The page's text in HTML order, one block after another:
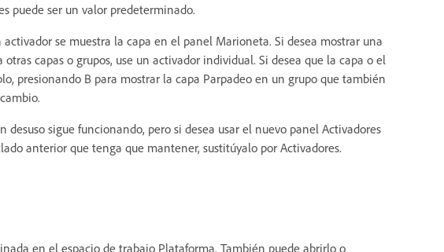
puede ser un valor predeterminado.
se muestra la capa en el panel Marioneta. Si desea mostrar una
capas o grupos, use un activador individual. Si desea que la capa o el
presionando B para mostrar la capa Parpadeo en un grupo que también
sigue funcionando, pero si desea usar el nuevo panel Activadores
anterior que tenga que mantener, sustitúyalo por Activadores.
en el espacio de trabajo Plataforma. También puede abrirlo o